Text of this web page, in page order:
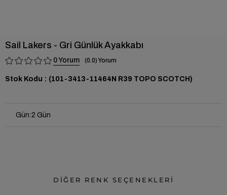
Sail Lakers - Gri Günlük Ayakkabı
0 0.0
Stok Kodu (101-3413-11464N R39 TOPO SCOTCH)
Gün:2 Gün
DİĞER RENK SEÇENEKLERİ